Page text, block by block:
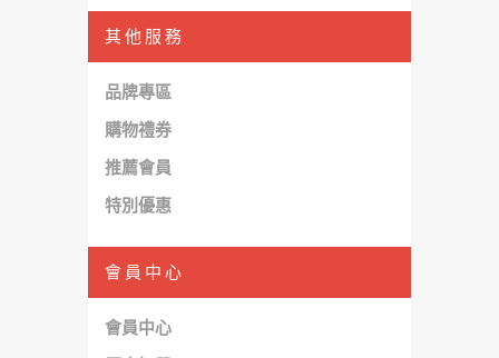
其他服務
品牌專區
購物禮券
推薦會員
特別優惠
會員中心
會員中心